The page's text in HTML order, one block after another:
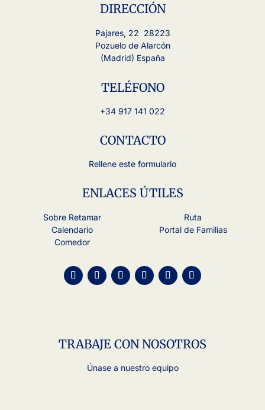
DIRECCIÓN
Pajares, 22 28223
Pozuelo de Alarcón
(Madrid) España
TELÉFONO
+34 917 141 022
CONTACTO
Rellene este formulario
ENLACES ÚTILES
Sobre Retamar
Calendario
Comedor
Ruta
Portal de Familias
TRABAJE CON NOSOTROS
Únase a nuestro equipo